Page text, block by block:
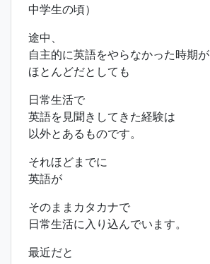
中学生の頃）
途中、
自主的に英語をやらなかった時期が
ほとんどだとしても
日常生活で
英語を見聞きしてきた経験は
以外とあるものです。
それほどまでに
英語が
そのままカタカナで
日常生活に入り込んでいます。
最近だと